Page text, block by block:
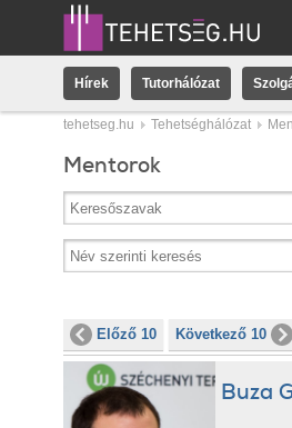
Hírek Tutorhálózat
tehetseg.hu Tehetséghálózat
Mentorok
Előző 10 Következő 10
Buza